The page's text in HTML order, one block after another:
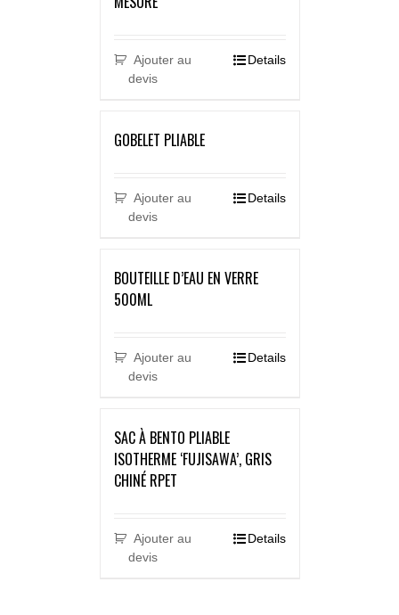
Ajouter au
devis
Details
GOBELET PLIABLE
Ajouter au
devis
Details
BOUTEILLE D’EAU EN VERRE
500ML
Ajouter au
devis
Details
SAC À BENTO PLIABLE
ISOTHERME ‘FUJISAWA’, GRIS
CHINÉ RPET
Ajouter au
devis
Details